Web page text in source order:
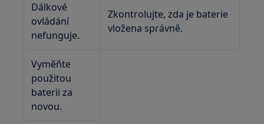
Dálkové
ovládání
nefunguje.
Zkontrolujte, zda je baterie
vložena správně.
Vyměňte
použitou
baterii za
novou.